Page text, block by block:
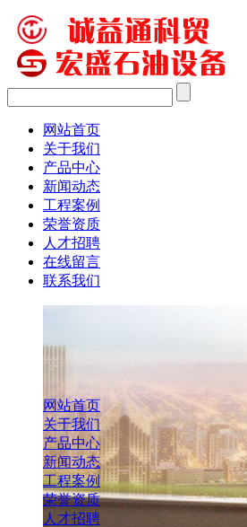
网站首页
关于我们
产品中心
新闻动态
工程案例
荣誉资质
人才招聘
在线留言
联系我们
网站首页
关于我们
产品中心
新闻动态
工程案例
荣誉资质
人才招聘